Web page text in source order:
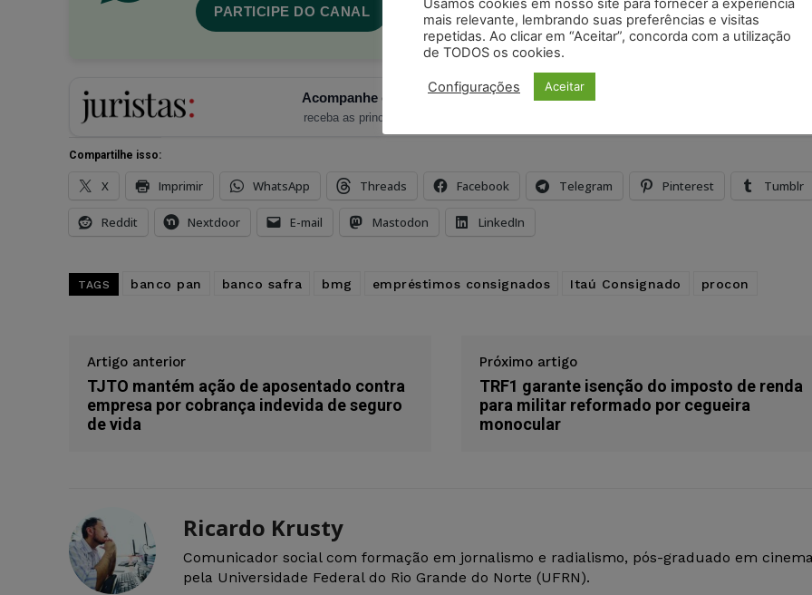
PARTICIPE DO CANAL
Acompanhe o Juristas no Google News
receba as principais notícias jurídicas do Brasil
Compartilhe isso:
X Imprimir WhatsApp Threads Facebook Telegram Pinterest Tumblr
Reddit Nextdoor E-mail Mastodon LinkedIn
TAGS banco pan banco safra bmg empréstimos consignados Itaú Consignado procon
Artigo anterior
TJTO mantém ação de aposentado contra
empresa por cobrança indevida de seguro
de vida
Próximo artigo
TRF1 garante isenção do imposto de renda
para militar reformado por cegueira
monocular
Ricardo Krusty
Comunicador social com formação em jornalismo e radialismo, pós-graduado em
pela Universidade Federal do Rio Grande do Norte (UFRN).
Usamos cookies em nosso site para fornecer a experiência
mais relevante, lembrando suas preferências e visitas
repetidas. Ao clicar em “Aceitar”, concorda com a utilização
de TODOS os cookies.
Configurações Aceitar